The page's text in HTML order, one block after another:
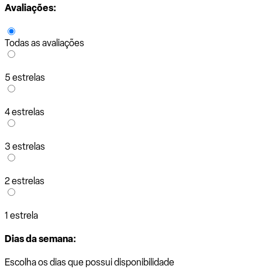
Avaliações:
Todas as avaliações
5 estrelas
4 estrelas
3 estrelas
2 estrelas
1 estrela
Dias da semana:
Escolha os dias que possui disponibilidade